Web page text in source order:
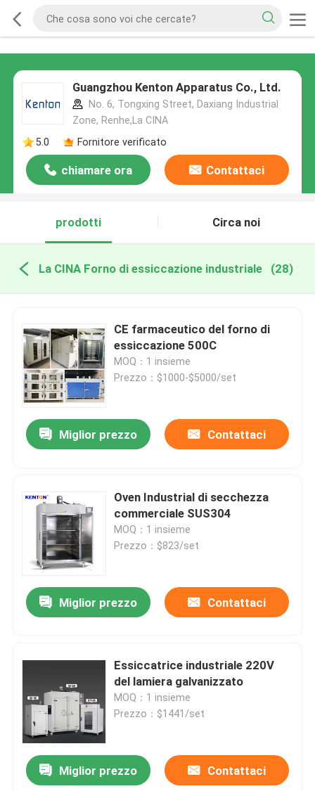
Guangzhou Kenton Apparatus Co., Ltd.
No. 6, Tongxing Street, Daxiang Industrial
Zone, Renhe,La CINA
5.0
Fornitore verificato
chiamare ora Contattaci
prodotti Circa noi
La CINA Forno di essiccazione industriale (28)
CE farmaceutico del forno di
essiccazione 500C
MOQ：1 insieme
Prezzo：$1000-$5000/set
Miglior prezzo Contattaci
Oven Industrial di secchezza
commerciale SUS304
MOQ：1 insieme
Prezzo：$823/set
Miglior prezzo Contattaci
Essiccatrice industriale 220V
del lamiera galvanizzato
MOQ：1 insieme
Prezzo：$1441/set
Miglior prezzo Contattaci